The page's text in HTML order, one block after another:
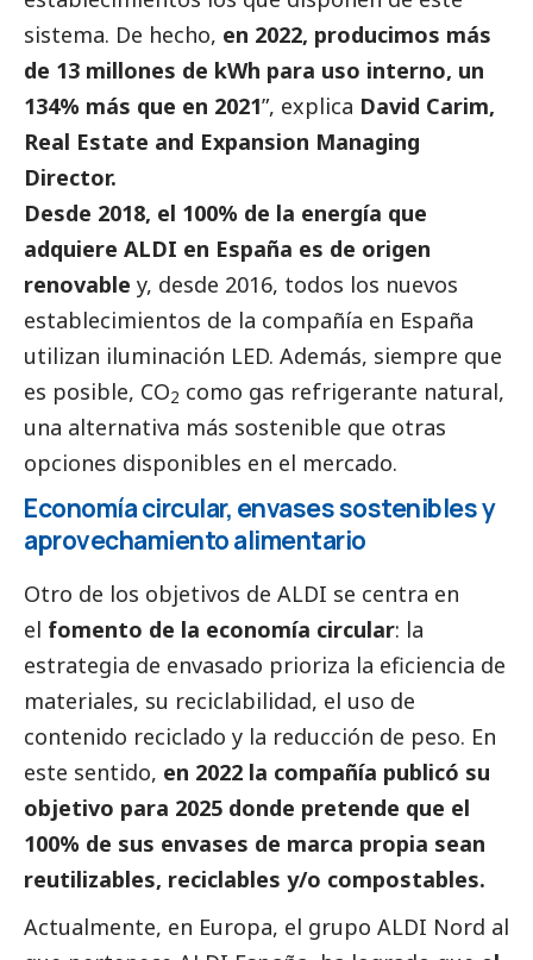
sistema. De hecho, en 2022, producimos más
de 13 millones de kWh para uso interno, un
134% más que en 2021”, explica David Carim,
Real Estate and Expansion Managing
Director.
Desde 2018, el 100% de la energía que
adquiere ALDI en España es de origen
renovable y, desde 2016, todos los nuevos
establecimientos de la compañía en España
utilizan iluminación LED. Además, siempre que
es posible, CO2 como gas refrigerante natural,
una alternativa más sostenible que otras
opciones disponibles en el mercado.
Economía circular, envases sostenibles y
aprovechamiento alimentario
Otro de los objetivos de ALDI se centra en
el fomento de la economía circular: la
estrategia de envasado prioriza la eficiencia de
materiales, su reciclabilidad, el uso de
contenido reciclado y la reducción de peso. En
este sentido, en 2022 la compañía publicó su
objetivo para 2025 donde pretende que el
100% de sus envases de marca propia sean
reutilizables, reciclables y/o compostables.
Actualmente, en Europa, el grupo ALDI Nord al